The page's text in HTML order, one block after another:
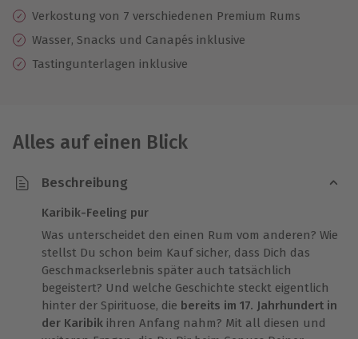
Verkostung von 7 verschiedenen Premium Rums
Wasser, Snacks und Canapés inklusive
Tastingunterlagen inklusive
Alles auf einen Blick
Beschreibung
Karibik-Feeling pur
Was unterscheidet den einen Rum vom anderen? Wie
stellst Du schon beim Kauf sicher, dass Dich das
Geschmackserlebnis später auch tatsächlich
begeistert? Und welche Geschichte steckt eigentlich
hinter der Spirituose, die bereits im 17. Jahrhundert in
der Karibik ihren Anfang nahm? Mit all diesen und